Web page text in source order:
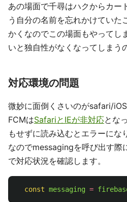
あの場面で千尋はハクからカー
う自分の名前を忘れかけていた
かくなのでこの場面もやってし
いと独自性がなくなってしまう
対応環境の問題
微妙に面倒くさいのがsafari/iOS
FCMはSafariとIEが非対応とな
もせずに読み込むとエラーにな
なのでmessagingを呼び出す
で対応状況を確認します。
const messaging =